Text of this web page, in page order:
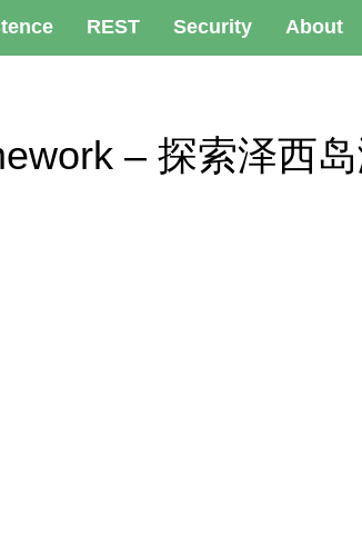
REST Security About
– 探索泽西